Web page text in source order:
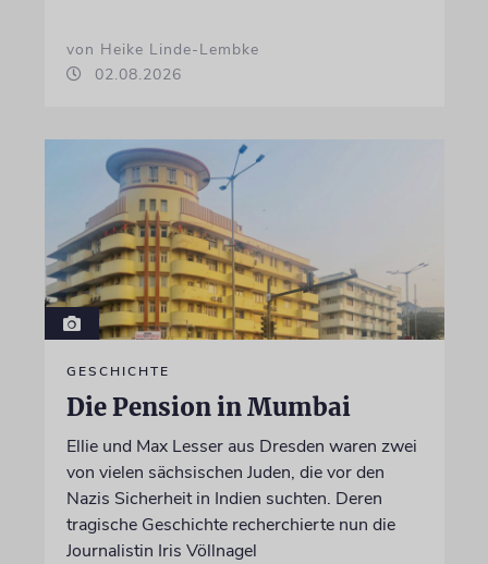
von Heike Linde-Lembke
02.08.2026
GESCHICHTE
Die Pension in Mumbai
Ellie und Max Lesser aus Dresden waren zwei
von vielen sächsischen Juden, die vor den
Nazis Sicherheit in Indien suchten. Deren
tragische Geschichte recherchierte nun die
Journalistin Iris Völlnagel